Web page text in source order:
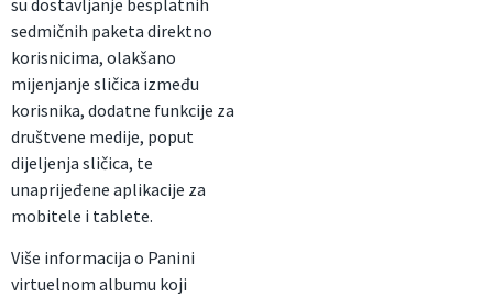
sedmičnih paketa direktno
korisnicima, olakšano
mijenjanje sličica između
korisnika, dodatne funkcije za
društvene medije, poput
dijeljenja sličica, te
unaprijeđene aplikacije za
mobitele i tablete.
Više informacija o Panini
virtuelnom albumu koji